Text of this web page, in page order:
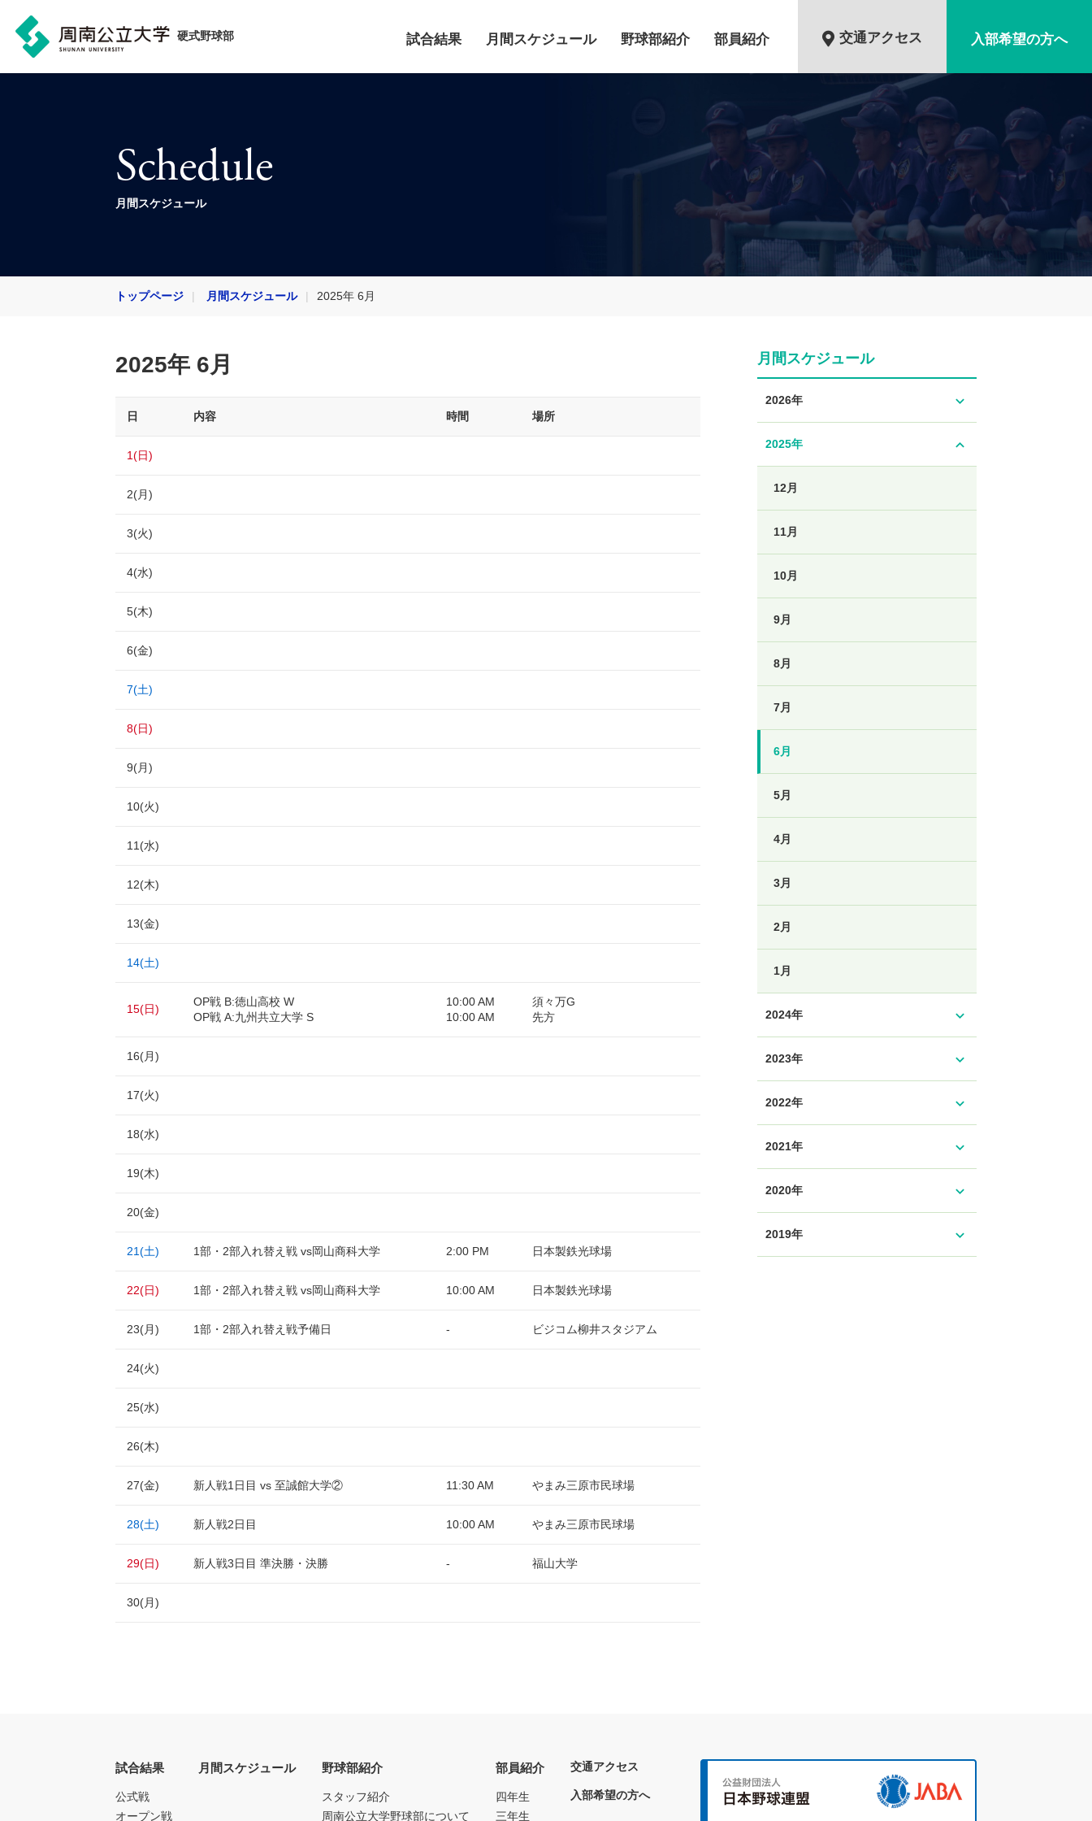
硬式野球部 試合結果 月間スケジュール 野球部紹介 部員紹介 交通アクセス 入部希望の方へ
Schedule
月間スケジュール
トップページ 月間スケジュール 2025年 6月
2025年 6月
日 内容 時間 場所
1(日)
2(月)
3(火)
4(水)
5(木)
6(金)
7(土)
8(日)
9(月)
10(火)
11(水)
12(木)
13(金)
14(土)
15(日)
OP戦 B:徳山高校 W
OP戦 A:九州共立大学 S
10:00 AM
10:00 AM
須々万G
先方
16(月)
17(火)
18(水)
19(木)
20(金)
21(土) 1部・2部入れ替え戦 vs岡山商科大学 2:00 PM 日本製鉄光球場
22(日) 1部・2部入れ替え戦 vs岡山商科大学 10:00 AM 日本製鉄光球場
23(月) 1部・2部入れ替え戦予備日 - ビジコム柳井スタジアム
24(火)
25(水)
26(木)
27(金) 新人戦1日目 vs 至誠館大学② 11:30 AM やまみ三原市民球場
28(土) 新人戦2日目 10:00 AM やまみ三原市民球場
29(日) 新人戦3日目 準決勝・決勝 - 福山大学
30(月)
月間スケジュール
2026年 expand_more
2025年 expand_less
12月
11月
10月
9月
8月
7月
6月
5月
4月
3月
2月
1月
2024年 expand_more
2023年 expand_more
2022年 expand_more
2021年 expand_more
2020年 expand_more
2019年 expand_more
試合結果
公式戦
オープン戦
月間スケジュール 野球部紹介
スタッフ紹介
周南公立大学野球部について
部員紹介
四年生
三年生
交通アクセス
入部希望の方へ